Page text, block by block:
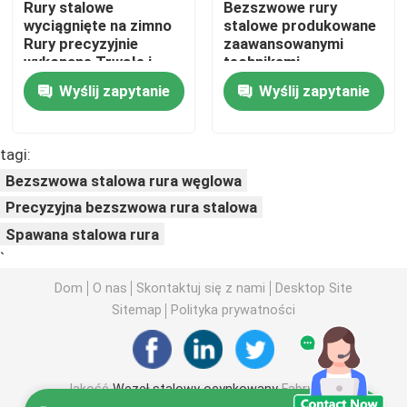
Cewka stalowa PPGI
Cewka ze stali węglowej
Wiązka H ze stali węglowej
stos blachy stalowej
Wzmocnione stalowe pręty
Kątownik ze stali węglowej
Rury stalowe
wyciągnięte na zimno
Rury precyzyjnie
wykonane Trwałe i
odporne na korozję
Nadające się do
zastosowań
Wyślij zapytanie
Bezszwowe rury
stalowe produkowane
zaawansowanymi
technikami,
zapewniające
trwałość i
niezawodność w
Wyślij zapytanie
tagi:
Bezszwowa stalowa rura węglowa
Precyzyjna bezszwowa rura stalowa
Spawana stalowa rura
`
Dom O nas Skontaktuj się z nami
Desktop Site
Sitemap
Polityka prywatności
JakośćWęzeł stalowy ocynkowanyFabryka w